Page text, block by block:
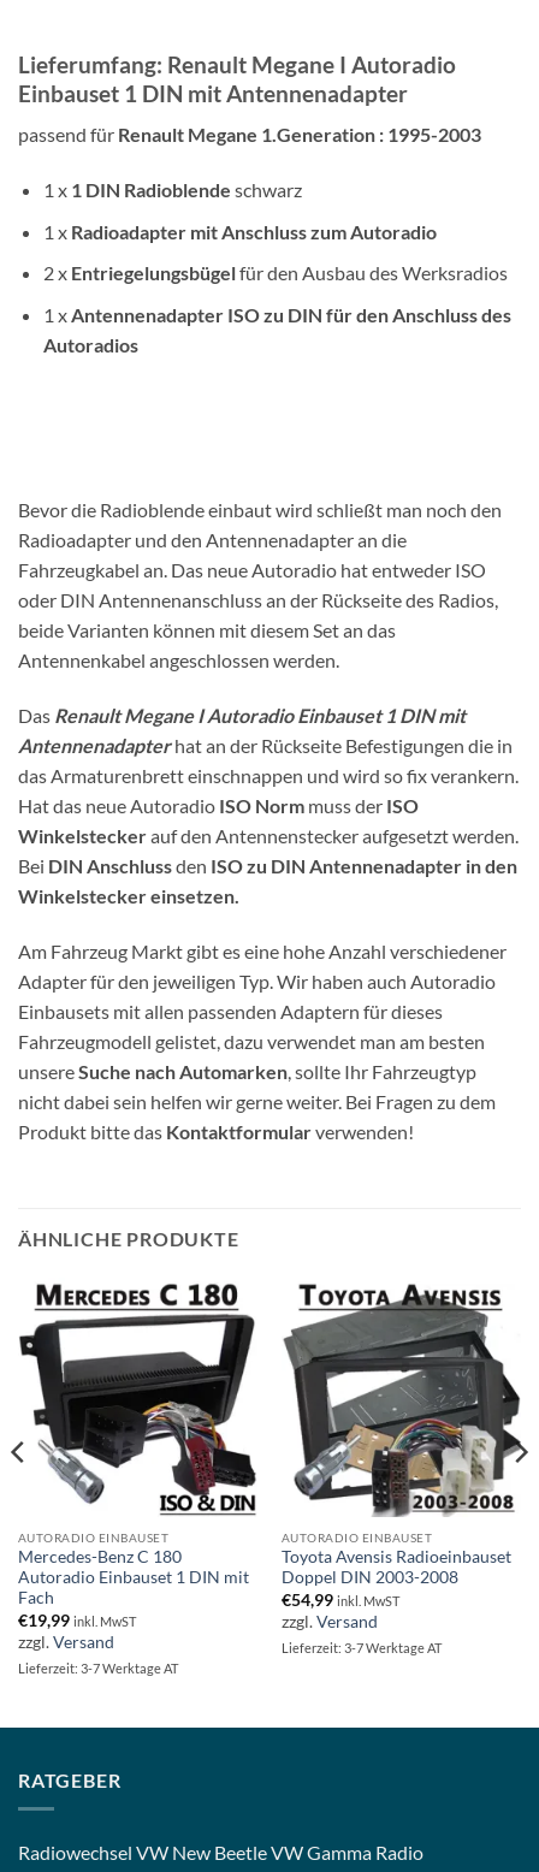
Lieferumfang: Renault Megane I Autoradio
Einbauset 1 DIN mit Antennenadapter
passend für Renault Megane 1.Generation : 1995-2003
1 x 1 DIN Radioblende schwarz
1 xRadioadapter mit Anschluss zum Autoradio
2 x Entriegelungsbügelfür den Ausbau des Werksradios
1 xAntennenadapter ISO zu DIN für den Anschluss des
Autoradios
Bevor die Radioblende einbaut wird schließt man noch den
Radioadapter und den Antennenadapter an die
Fahrzeugkabel an. Das neue Autoradio hat entweder ISO
oder DIN Antennenanschluss an der Rückseite des Radios,
beide Varianten können mit diesem Set an das
Antennenkabel angeschlossen werden.
Das Renault Megane I Autoradio Einbauset 1 DIN mit
Antennenadapterhat an der Rückseite Befestigungen die in
das Armaturenbrett einschnappen und wird so fix verankern.
Hat das neue Autoradio ISO Norm muss der ISO
Winkelsteckerauf den Antennenstecker aufgesetzt werden.
Bei DIN Anschlussden ISO zu DIN Antennenadapter in den
Winkelstecker einsetzen.
Am Fahrzeug Markt gibt es eine hohe Anzahl verschiedener
Adapter für den jeweiligen Typ. Wir haben auch Autoradio
Einbausets mit allen passenden Adaptern für dieses
Fahrzeugmodell gelistet, dazu verwendet man am besten
unsereSuche nach Automarken, sollte Ihr Fahrzeugtyp
nicht dabei sein helfen wir gerne weiter. Bei Fragen zu dem
Produkt bitte das Kontaktformularverwenden!
ÄHNLICHE PRODUKTE
AUTORADIO EINBAUSET
Mercedes-Benz C 180
Autoradio Einbauset 1 DIN mit
Fach
€19,99 inkl. MwST
zzgl.Versand
Lieferzeit: 3-7 Werktage AT
AUTORADIO EINBAUSET
Toyota Avensis Radioeinbauset
Doppel DIN 2003-2008
€54,99 inkl. MwST
zzgl.Versand
Lieferzeit: 3-7 Werktage AT
RATGEBER
Radiowechsel VW New Beetle VW Gamma Radio